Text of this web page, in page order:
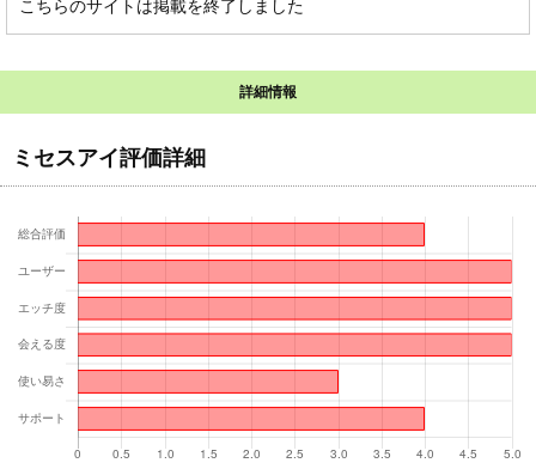
こちらのサイトは掲載を終了しました
詳細情報
ミセスアイ評価詳細